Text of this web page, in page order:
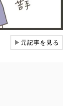
▶元記事を見る